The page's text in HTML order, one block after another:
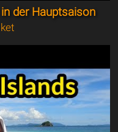
der Hauptsaison